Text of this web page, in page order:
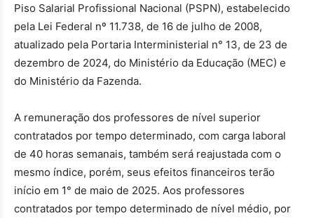
Piso Salarial Profissional Nacional (PSPN), estabelecido
pela Lei Federal nº 11.738, de 16 de julho de 2008,
atualizado pela Portaria Interministerial n° 13, de 23 de
dezembro de 2024, do Ministério da Educação (MEC) e
do Ministério da Fazenda.
A remuneração dos professores de nível superior
contratados por tempo determinado, com carga laboral
de 40 horas semanais, também será reajustada com o
mesmo índice, porém, seus efeitos financeiros terão
início em 1° de maio de 2025. Aos professores
contratados por tempo determinado de nível médio, por